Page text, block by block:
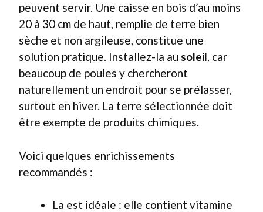
peuvent servir. Une caisse en bois d’au moins
20 à 30 cm de haut, remplie de terre bien
sèche et non argileuse, constitue une
solution pratique. Installez-la au soleil, car
beaucoup de poules y chercheront
naturellement un endroit pour se prélasser,
surtout en hiver. La terre sélectionnée doit
être exempte de produits chimiques.
Voici quelques enrichissements
recommandés :
La est idéale : elle contient vitamine